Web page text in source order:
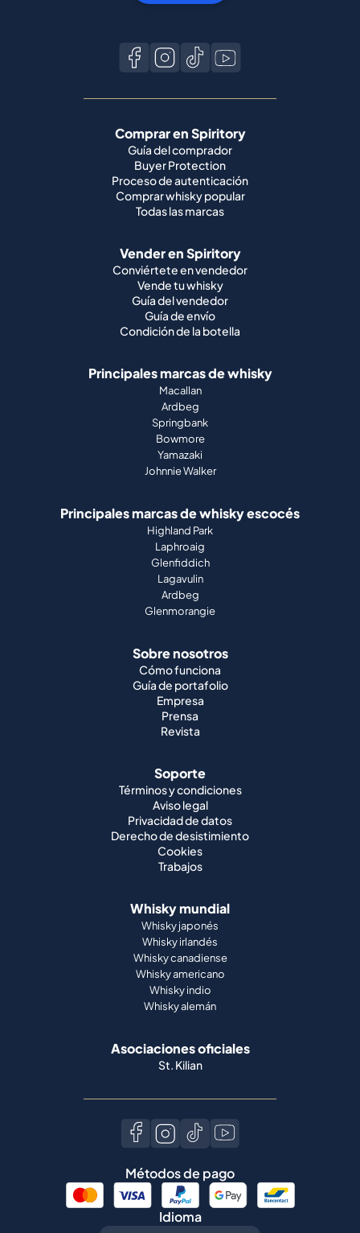
Comprar en Spiritory
Guía del comprador
Buyer Protection
Proceso de autenticación
Comprar whisky popular
Todas las marcas
Vender en Spiritory
Conviértete en vendedor
Vende tu whisky
Guía del vendedor
Guía de envío
Condición de la botella
Principales marcas de whisky
Macallan
Ardbeg
Springbank
Bowmore
Yamazaki
Johnnie Walker
Principales marcas de whisky escocés
Highland Park
Laphroaig
Glenfiddich
Lagavulin
Ardbeg
Glenmorangie
Sobre nosotros
Cómo funciona
Guía de portafolio
Empresa
Prensa
Revista
Soporte
Términos y condiciones
Aviso legal
Privacidad de datos
Derecho de desistimiento
Cookies
Trabajos
Whisky mundial
Whisky japonés
Whisky irlandés
Whisky canadiense
Whisky americano
Whisky indio
Whisky alemán
Asociaciones oficiales
St. Kilian
Métodos de pago
Idioma